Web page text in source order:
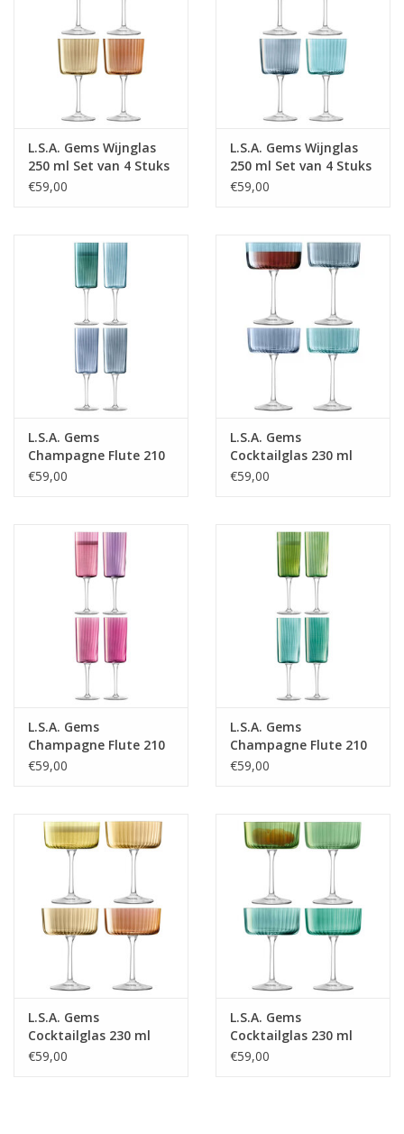
verantwoorde materialen. Met de GEMS Wijnglazen draag je bij
aan een duurzamere wereld terwijl je geniet van je favoriete
wijnen. Ontdek de betoverende schoonheid van de GEMS
Bestel vandaag nog deze prachtige set van vier wijnglazen van
drinkervaring met stijl en klasse.
L.S.A. Gems Wijnglas
250 ml Set van 4 Stuks
€59,00
L.S.A. Gems Wijnglas
250 ml Set van 4 Stuks
€59,00
L.S.A. Gems
Champagne Flute 210
ml Set van 4 Stuks
€59,00
L.S.A. Gems
Cocktailglas 230 ml
Set van 4 Stuks
€59,00
L.S.A. Gems
Champagne Flute 210
ml Set van 4 Stuks
€59,00
L.S.A. Gems
Champagne Flute 210
ml Set van 4 Stuks
€59,00
L.S.A. Gems
Cocktailglas 230 ml
Set van 4 Stuks
€59,00
L.S.A. Gems
Cocktailglas 230 ml
Set van 4 Stuks
€59,00